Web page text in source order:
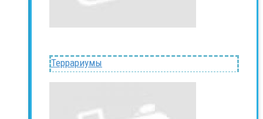
Террариумы